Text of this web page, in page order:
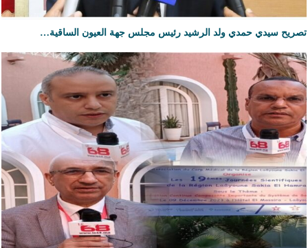
تصريح سيدي حمدي ولد الرشيد رئيس مجلس جهة العيون الساقية…